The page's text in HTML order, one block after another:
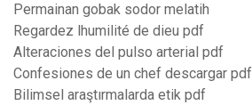
Permainan gobak sodor melatih
Regardez lhumilité de dieu pdf
Alteraciones del pulso arterial pdf
Confesiones de un chef descargar
Bilimsel araştırmalarda etik pdf